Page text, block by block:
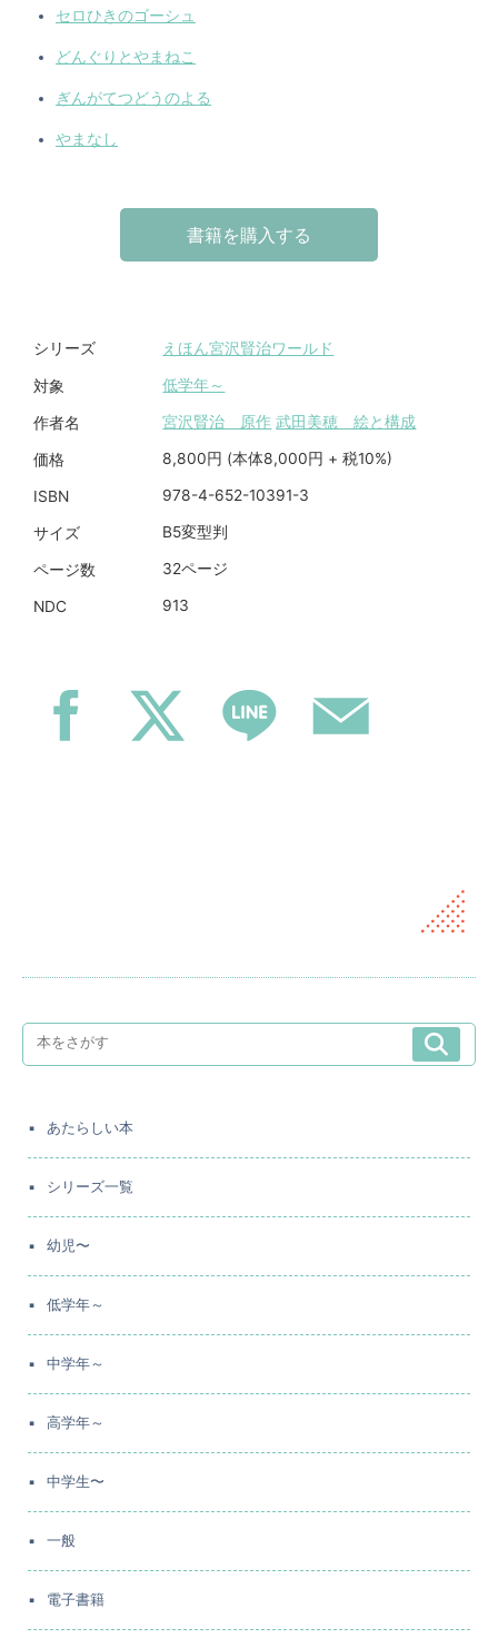
セロひきのゴーシュ
どんぐりとやまねこ
ぎんがてつどうのよる
やまなし
書籍を購入する
シリーズ えほん宮沢賢治ワールド
対象 低学年～
作者名 宮沢賢治 原作 武田美穂 絵と構成
価格 8,800円 (本体8,000円 + 税10%)
ISBN 978-4-652-10391-3
サイズ B5変型判
ページ数 32ページ
NDC 913
あたらしい本
シリーズ一覧
幼児〜
低学年～
中学年～
高学年～
中学生〜
一般
電子書籍